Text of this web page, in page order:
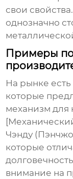
свои
однозначно
Примеры
На рынке
которые
механизм для
Чэнду
которые
внимание на